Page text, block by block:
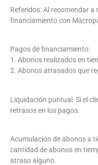
Referidos: Al recomendar a
financiamiento con
Pagos de financiamiento:
1. Abonos realizados en
2. Abonos atrasados que
Liquidación puntual: Si el
retrasos en los pagos.
Acumulación de abonos a
cantidad de abonos en
atraso alguno.